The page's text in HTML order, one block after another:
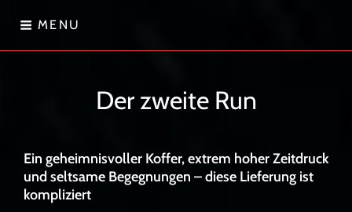
content
MENU
Der zweite Run
Ein geheimnisvoller Koffer, extrem hoher Zeitdruck
und seltsame Begegnungen – diese Lieferung ist
kompliziert